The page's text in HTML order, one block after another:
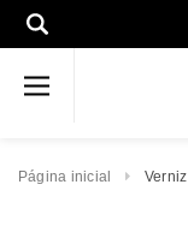
Página inicial Verniz